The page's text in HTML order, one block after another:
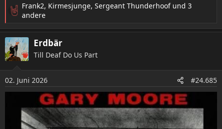
R
a
k
t
i
o
n
e
Frank2, Kirmesjunge, Sergeant Thunderhoofund 3
andere
Erdbär
Till Deaf Do Us Part
02. Juni 2026 #24.685